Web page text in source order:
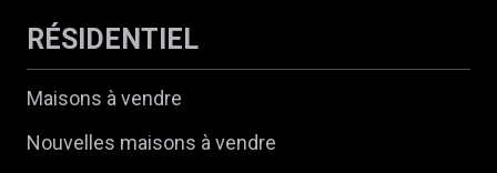
RÉSIDENTIEL
Maisons à vendre
Nouvelles maisons à vendre